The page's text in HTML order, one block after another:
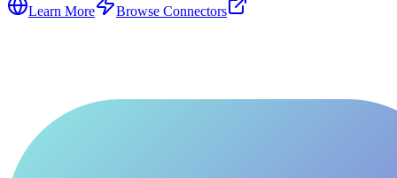
Learn More Browse Connectors